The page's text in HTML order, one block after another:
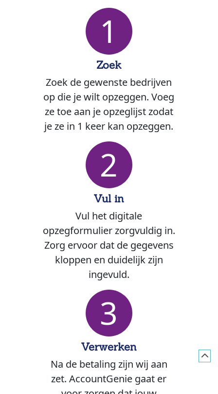
1
Zoek
Zoek de gewenste bedrijven
op die je wilt opzeggen. Voeg
ze toe aan je opzeglijst zodat
je ze in 1 keer kan opzeggen.
2
Vul in
Vul het digitale
opzegformulier zorgvuldig in.
Zorg ervoor dat de gegevens
kloppen en duidelijk zijn
ingevuld.
3
Verwerken
Na de betaling zijn wij aan
zet. AccountGenie gaat er